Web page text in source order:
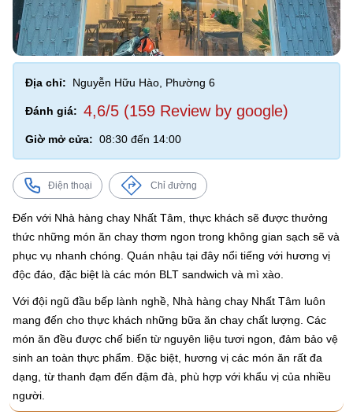
Địa chỉ: Nguyễn Hữu Hào, Phường 6
Đánh giá: 4,6/5 (159 Review by google)
Giờ mở cửa: 08:30 đến 14:00
Điện thoại Chỉ đường
Đến với Nhà hàng chay Nhất Tâm, thực khách sẽ được thưởng
thức những món ăn chay thơm ngon trong không gian sạch sẽ và
phục vụ nhanh chóng. Quán nhậu tại đây nổi tiếng với hương vị
độc đáo, đặc biệt là các món BLT sandwich và mì xào.
Với đội ngũ đầu bếp lành nghề, Nhà hàng chay Nhất Tâm luôn
mang đến cho thực khách những bữa ăn chay chất lượng. Các
món ăn đều được chế biến từ nguyên liệu tươi ngon, đảm bảo vệ
sinh an toàn thực phẩm. Đặc biệt, hương vị các món ăn rất đa
dạng, từ thanh đạm đến đậm đà, phù hợp với khẩu vị của nhiều
người.